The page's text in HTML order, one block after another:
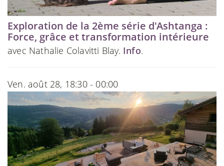
Exploration de la 2ème série d'Ashtanga :
Force, grâce et transformation intérieure
avec Nathalie Colavitti Blay. Info.
Ven. août 28, 18:30 - 00:00